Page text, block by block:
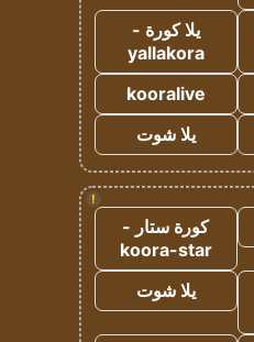
يلا كورة -
yallakora
kooralive
يلا شوت
!
كورة ستار -
koora-star
يلا شوت